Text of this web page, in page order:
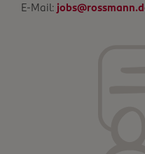
E-Mail: